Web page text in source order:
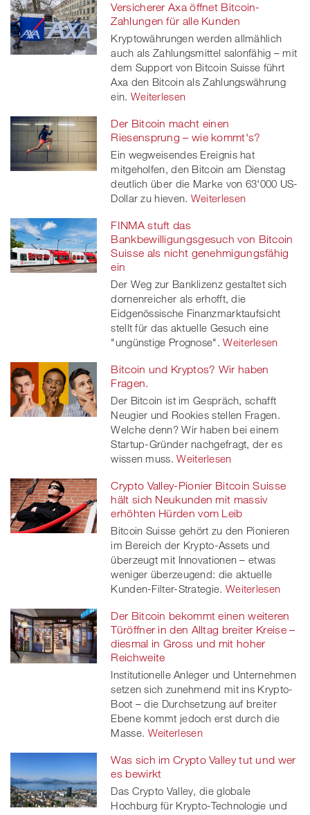
Versicherer Axa öffnet Bitcoin-
Zahlungen für alle Kunden
Kryptowährungen werden allmählich
auch als Zahlungsmittel salonfähig – mit
dem Support von Bitcoin Suisse führt
Axa den Bitcoin als Zahlungswährung
ein. Weiterlesen
Der Bitcoin macht einen
Riesensprung – wie kommt's?
Ein wegweisendes Ereignis hat
mitgeholfen, den Bitcoin am Dienstag
deutlich über die Marke von 63'000 US-
Dollar zu hieven. Weiterlesen
FINMA stuft das
Bankbewilligungsgesuch von Bitcoin
Suisse als nicht genehmigungsfähig
ein
Der Weg zur Banklizenz gestaltet sich
dornenreicher als erhofft, die
Eidgenössische Finanzmarktaufsicht
stellt für das aktuelle Gesuch eine
"ungünstige Prognose". Weiterlesen
Bitcoin und Kryptos? Wir haben
Fragen.
Der Bitcoin ist im Gespräch, schafft
Neugier und Rookies stellen Fragen.
Welche denn? Wir haben bei einem
Startup-Gründer nachgefragt, der es
wissen muss. Weiterlesen
Crypto Valley-Pionier Bitcoin Suisse
hält sich Neukunden mit massiv
erhöhten Hürden vom Leib
Bitcoin Suisse gehört zu den Pionieren
im Bereich der Krypto-Assets und
überzeugt mit Innovationen – etwas
weniger überzeugend: die aktuelle
Kunden-Filter-Strategie. Weiterlesen
Der Bitcoin bekommt einen weiteren
Türöffner in den Alltag breiter Kreise –
diesmal in Gross und mit hoher
Reichweite
Institutionelle Anleger und Unternehmen
setzen sich zunehmend mit ins Krypto-
Boot – die Durchsetzung auf breiter
Ebene kommt jedoch erst durch die
Masse. Weiterlesen
Was sich im Crypto Valley tut und wer
es bewirkt
Das Crypto Valley, die globale
Hochburg für Krypto-Technologie und